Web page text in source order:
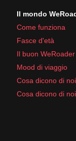
Il mondo
Come funziona
Fasce d'età
Il buon WeRoader
Mood di viaggio
Cosa dicono di
Cosa dicono di